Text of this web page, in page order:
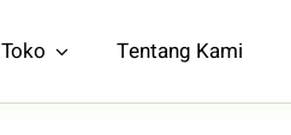
Toko Tentang Kami